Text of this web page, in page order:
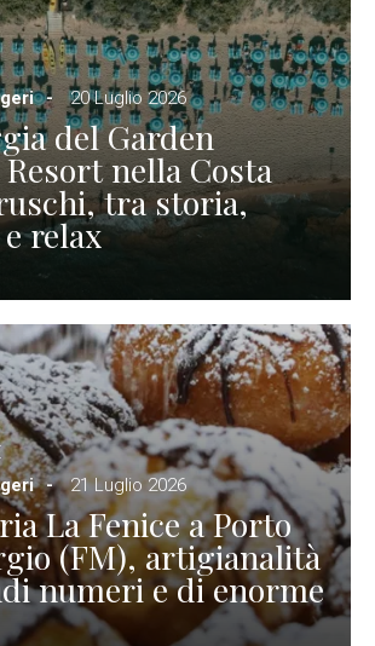
20 Luglio 2026
del Garden
Resort nella Costa
tra storia,
relax
21 Luglio 2026
La Fenice a Porto
(FM), artigianalità
numeri e di enorme